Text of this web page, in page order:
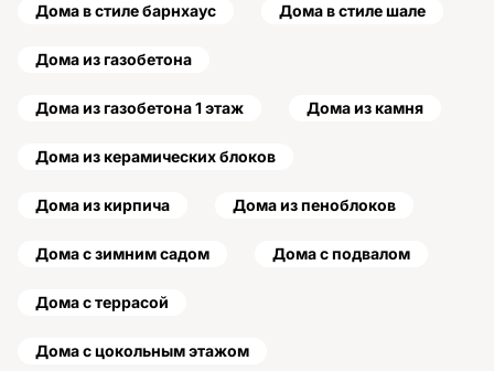
Дома в стиле барнхаус Дома в стиле шале
Дома из газобетона
Дома из газобетона 1 этаж Дома из камня
Дома из керамических блоков
Дома из кирпича Дома из пеноблоков
Дома с зимним садом Дома с подвалом
Дома с террасой
Дома с цокольным этажом